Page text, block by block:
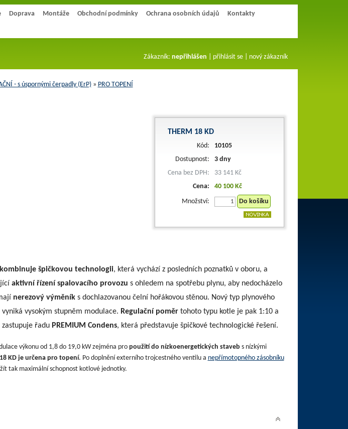
Doprava Montáže Obchodní podmínky Ochrana osobních údajů Kontakty
Zákazník: nepřihlášen přihlásit se| nový zákazník
- s úspornými čerpadly (ErP)» PRO TOPENÍ
THERM 18 KD
Kód:
10105
Dostupnost:
3 dny
Cena bez DPH:
33 141 Kč
Cena:
40 100 Kč
Množství:
Do košíku
kombinuje špičkovou technologii, která vychází z posledních poznatků v oboru, a
aktivní řízení spalovacího provozu s ohledem na spotřebu plynu, aby nedocházelo
nerezový výměníks dochlazovanou čelní hořákovou stěnou. Nový typ plynového
vysokým stupněm modulace. Regulační poměrtohoto typu kotle je pak 1:10 a
zastupuje řadu PREMIUM Condens, která představuje špičkové technologické řešení.
výkonu od 1,8 do 19,0 kW zejména pro použití do nízkoenergetických staveb s nízkými
KD je určena pro topení. Po doplnění externího trojcestného ventilu a nepřímotopného zásobníku
tak maximální schopnost kotlové jednotky.